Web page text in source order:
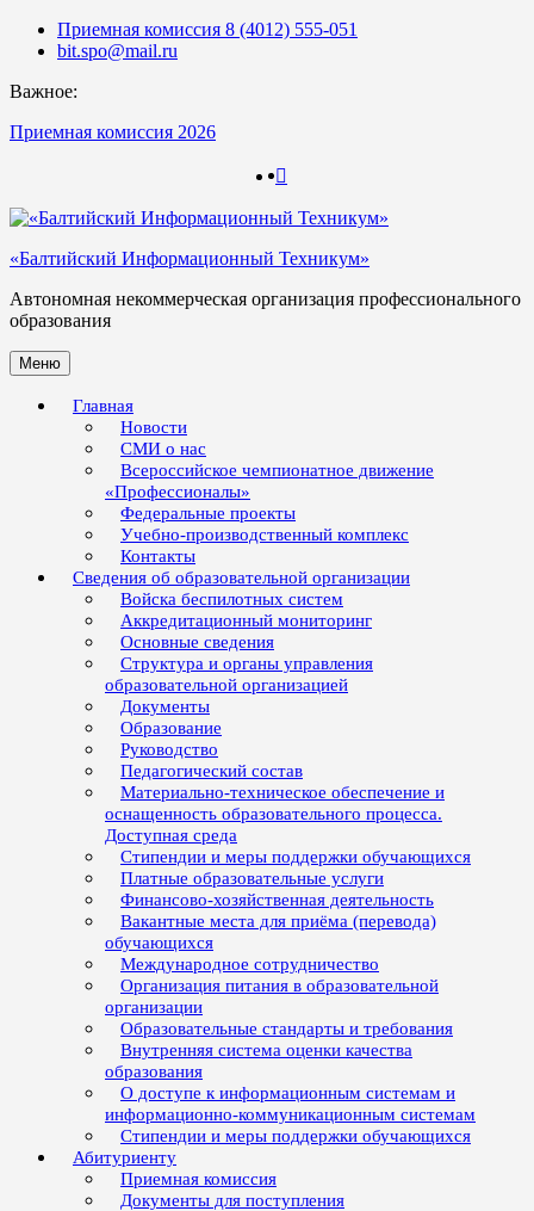
Skip
Приемная комиссия 8 (4012) 555-051
bit.spo@mail.ru
Важное:
Приемная комиссия 2026
«Балтийский Информационный Техникум»
Автономная некоммерческая организация профессионального
образования
Меню
Главная
Новости
СМИ о нас
Всероссийское чемпионатное движение
«Профессионалы»
Федеральные проекты
Учебно-производственный комплекс
Контакты
Сведения об образовательной организации
Войска беспилотных систем
Аккредитационный мониторинг
Основные сведения
Структура и органы управления
образовательной организацией
Документы
Образование
Руководство
Педагогический состав
Материально-техническое обеспечение и
оснащенность образовательного процесса.
Доступная среда
Стипендии и меры поддержки обучающихся
Платные образовательные услуги
Финансово-хозяйственная деятельность
Вакантные места для приёма (перевода)
обучающихся
Международное сотрудничество
Организация питания в образовательной
организации
Образовательные стандарты и требования
Внутренняя система оценки качества
образования
О доступе к информационным системам и
информационно-коммуникационным системам
Стипендии и меры поддержки обучающихся
Абитуриенту
Приемная комиссия
Документы для поступления